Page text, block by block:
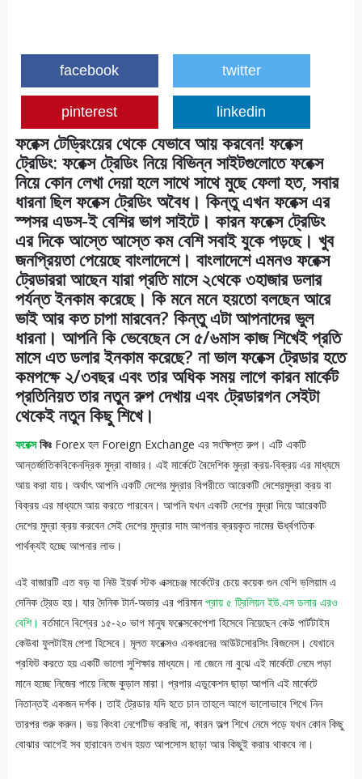
facebook twitter
pinterest linkedin
ফরেক্স টেড্রিংয়ের থেকে যেভাবে আয় করবেন! ফরেক্স
ট্রেডিং: ফরেক্স ট্রেডিং নিয়ে বিভিন্ন সাইটগুলোতে ফরেক্স
নিয়ে কোন লেখা দেয়া হলে সাথে সাথে মুছে ফেলা হত, সবার
ধারনা ছিল ফরেক্স ট্রেডিং অবৈধ। কিন্তু এখন ফরেক্স এর
স্পসর এডস-ই বেশির ভাগ সাইটে। কারন ফরেক্স ট্রেডিং
এর দিকে আস্তে আস্তে কম বেশি সবাই যুকে পড়ছে। খুব
জনপ্রিয়তা পেয়েছে বাংলাদেশে। বাংলাদেশে এমনও ফরেক্স
ট্রেডাররা আছেন যারা প্রতি মাসে ২থেকে ৩হাজার ডলার
পর্যন্ত ইনকাম করেছে। কি মনে মনে হয়তো বলছেন আরে
ভাই আর কত চাপা মারবেন? কিন্তু এটা আপনাদের ভুল
ধারনা। আপনি কি ভেবেছেন সে ৫/৬মাস কাজ শিখেই প্রতি
মাসে এত ডলার ইনকাম করেছে? না ভাল ফরেক্স ট্রেডার হতে
কমপক্ষে ২/৩বছর এবং তার অধিক সময় লাগে কারন মার্কেট
প্রতিনিয়ত তার নতুন রুপ দেখায় এবং ট্রেডারগন সেইটা
থেকেই নতুন কিছু শিখে।
ফরেক্সকিঃForex হল Foreign Exchange এর সংক্ষিপ্ত রুপ। এটি একটি
আন্তর্জাতিকবিকেনদ্রিক মুদ্রা বাজার। এই মার্কেটে বৈদেশিক মুদ্রা ক্রয়-বিক্রয় এর মাধ্যমে
আয় করা যায়। অর্থাৎ আপনি একটি দেশের মুদ্রার বিপরীতে আরেকটি দেশেরমুদ্রা ক্রয় বা
বিক্রয় এর মাধ্যমে আয় করতে পারবেন। আপনি যখন একটি দেশের মুদ্রা দিয়ে আরেকটি
দেশের মুদ্রা ক্রয় করবেন সেই দেশের মুদ্রার দাম আপনার ক্রয়কৃত দামের ঊর্ধ্বগতিক
পার্থক্যই হচ্ছে আপনার লাভ।
এই বাজারটি এত বড় যা নিউ ইয়র্ক স্টক এক্সচেঞ্জ মার্কেটের চেয়ে কয়েক গুন বেশি ভলিয়াম এ
দেনিক ট্রেড হয়। যার দৈনিক টার্ন-অভার এর পরিমানপ্রায় ৫ ট্রিলিয়ন ইউ.এস ডলার এরও
বেশি। বর্তমানে বিশ্বের ১৫-২০ ভাগ মানুষ ফরেক্সকেপেশা হিসেবে নিয়েছেন কেউ পার্টটাইম
কেউবা ফুলটাইম পেশা হিসেবে। মূলত ফরেক্সও একধরনের আউটসোরসিং বিজনেস। যেখানে
প্রফিট করতে হয় একটি ভালো সুশিক্ষার মাধ্যমে। না জেনে না বুঝে এই মার্কেটে নেমে পড়া
মানে হচ্ছে নিজের পায়ে নিজে কুড়াল মারা। প্রপার এডুকেশন ছাড়া আপনি এই মার্কেটে
নিতান্তই একজন দর্শক। তাই ট্রেডার যদি হতে চান তাহলে আগে ভালোভাবে শিখে নিন
তারপর শুরু করুন। ভয় কিংবা নেগেটিভ করছি না, কারন অল্প শিখে নেমে পড়ে যখন কোন কিছু
বোঝার আগেই সব হারাবেন তখন হয়ত আপসোস ছাড়া আর কিছুই করার থাকবে না।